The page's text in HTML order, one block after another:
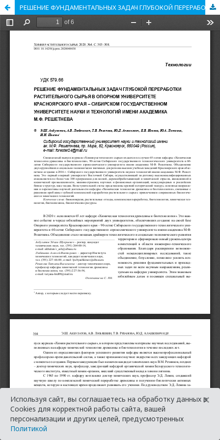
РЕШЕНИЕ ФУНДАМЕНТАЛЬНЫХ ЗАДАЧ ГЛУБОКОЙ ПЕРЕРАБОТКИ РАСТИТЕЛЬНОГО СЫРЬЯ В ОПОРНОМ УНИВЕРСИТЕТЕ КРАСНОЯРСКОГО КРАЯ – СИБИРСКОМ ГОСУДАРСТВЕННОМ УНИВЕРСИТЕТЕ НАУКИ И ТЕХНОЛОГИЙ ИМЕНИ АКАДЕМИКА М.Ф. РЕШЕТНЕВА
Используя сайт, вы соглашаетесь на обработку данных в
Cookies для корректной работы сайта, вашей
персонализации и других целей, предусмотренных
Политикой
×